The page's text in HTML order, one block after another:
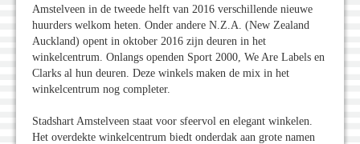
Amstelveen in de tweede helft van 2016 verschillende nieuwe
huurders welkom heten. Onder andere N.Z.A. (New Zealand
Auckland) opent in oktober 2016 zijn deuren in het
winkelcentrum. Onlangs openden Sport 2000, We Are Labels en
Clarks al hun deuren. Deze winkels maken de mix in het
winkelcentrum nog completer.
Stadshart Amstelveen staat voor sfeervol en elegant winkelen.
Het overdekte winkelcentrum biedt onderdak aan grote namen